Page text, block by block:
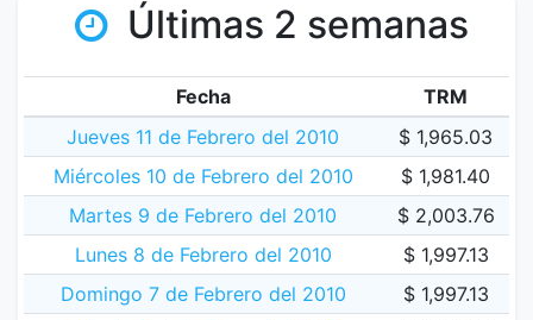
Últimas 2 semanas
Fecha
TRM
Jueves 11 de Febrero del 2010
$ 1,965.03
Miércoles 10 de Febrero del 2010
$ 1,981.40
Martes 9 de Febrero del 2010
$ 2,003.76
Lunes 8 de Febrero del 2010
$ 1,997.13
Domingo 7 de Febrero del 2010
$ 1,997.13